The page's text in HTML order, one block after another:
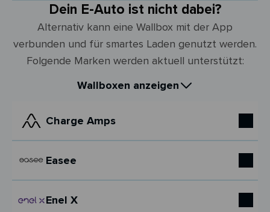
Dein E-Auto ist nicht dabei?
Alternativ kann eine Wallbox mit der App
verbunden und für smartes Laden genutzt werden.
Folgende Marken werden aktuell unterstützt:
Wallboxen anzeigen
Charge Amps
Easee
Enel X